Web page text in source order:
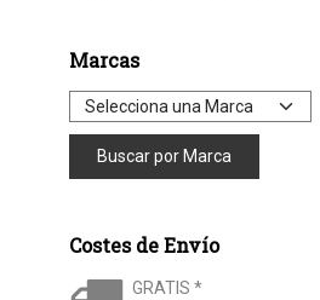
Marcas
Costes de Envío
GRATIS *